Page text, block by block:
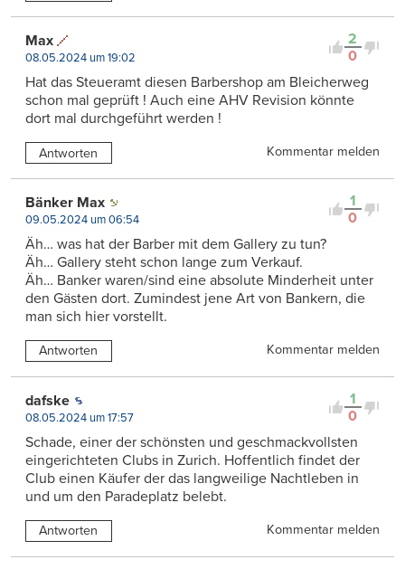
2
0
Max
08.05.2024 um 19:02
Hat das Steueramt diesen Barbershop am Bleicherweg
schon mal geprüft ! Auch eine AHV Revision könnte
dort mal durchgeführt werden !
Antworten Kommentar melden
1
0
Bänker Max
09.05.2024 um 06:54
Äh… was hat der Barber mit dem Gallery zu tun?
Äh… Gallery steht schon lange zum Verkauf.
Äh… Banker waren/sind eine absolute Minderheit unter
den Gästen dort. Zumindest jene Art von Bankern, die
man sich hier vorstellt.
Antworten Kommentar melden
1
0
dafske
08.05.2024 um 17:57
Schade, einer der schönsten und geschmackvollsten
eingerichteten Clubs in Zurich. Hoffentlich findet der
Club einen Käufer der das langweilige Nachtleben in
und um den Paradeplatz belebt.
Antworten Kommentar melden